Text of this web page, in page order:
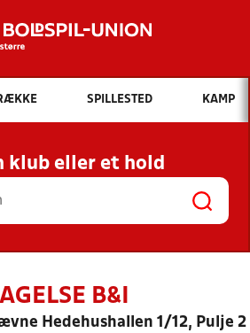
Hvad vil du søge efter?
INDHOLD OG NYHEDER
KLUBBER OG
HOLD
SPILLESTED KAMP
klub eller et hold
B&I
Hedehushallen 1/12, Pulje 2